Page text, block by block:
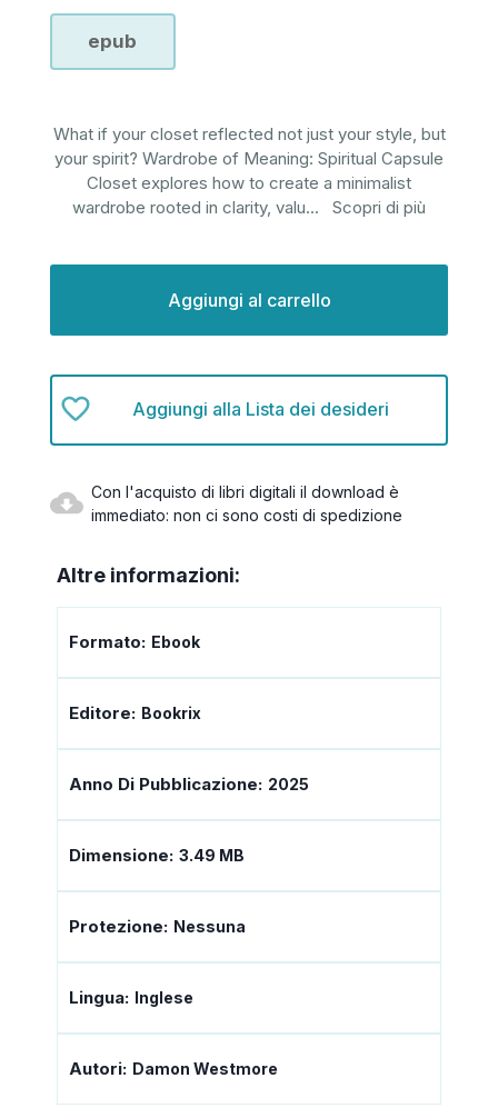
epub
What if your closet reflected not just your style, but
your spirit? Wardrobe of Meaning: Spiritual Capsule
Closet explores how to create a minimalist
wardrobe rooted in clarity, valu... Scopri di più
Aggiungi alla Lista dei desideri
Con l'acquisto di libri digitali il download è
immediato: non ci sono costi di spedizione
Altre informazioni:
Formato: Ebook
Editore: Bookrix
Anno Di Pubblicazione: 2025
Dimensione: 3.49 MB
Protezione: Nessuna
Lingua: Inglese
Autori: Damon Westmore